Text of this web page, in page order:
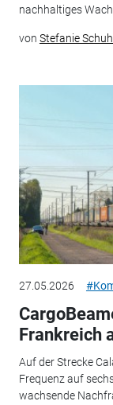
nachhaltiges
von Stefanie
27.05.2026
Frankreich
Auf der Strecke
Frequenz auf
wachsende